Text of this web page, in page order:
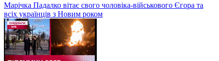
Марічка Падалко вітає свого чоловіка-військового Єгора та
всіх українців з Новим роком